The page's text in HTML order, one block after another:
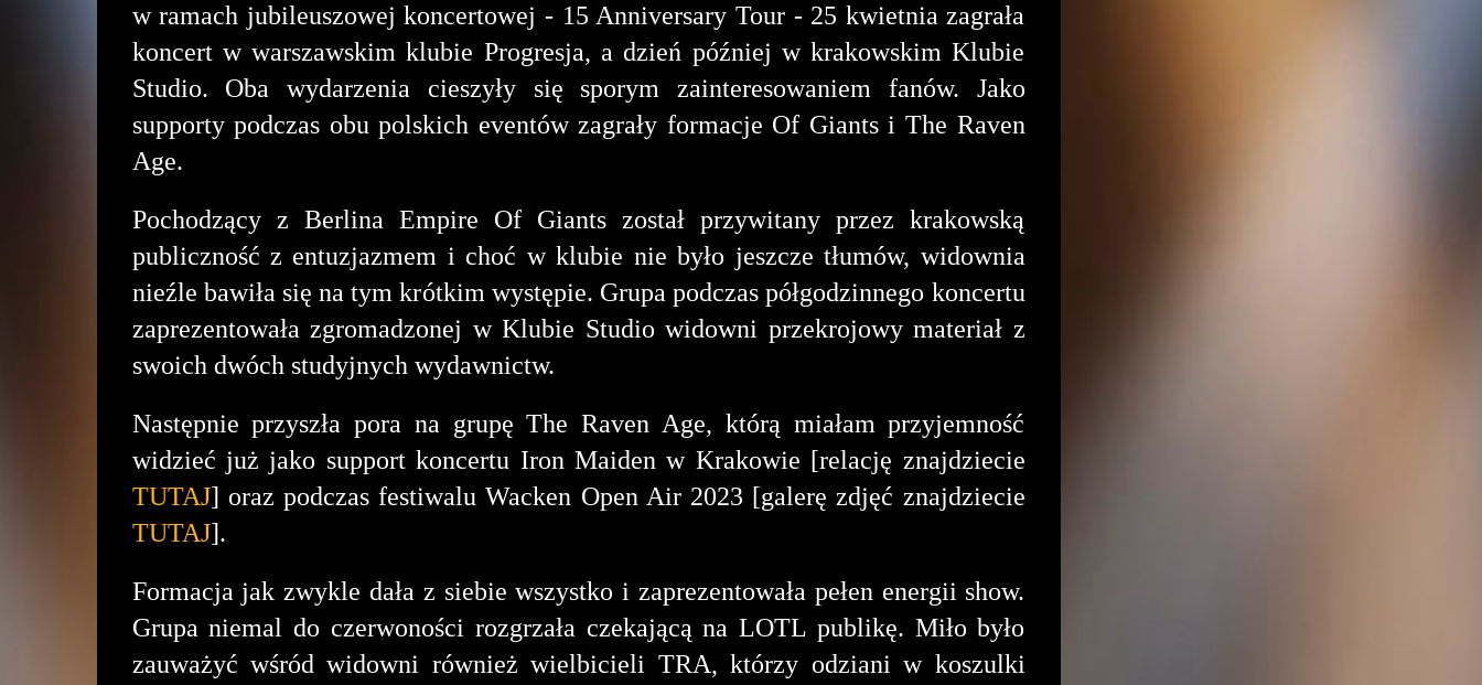
w ramach jubileuszowej koncertowej - 15 Anniversary Tour - 25 kwietnia zagrała
koncert w warszawskim klubie Progresja, a dzień później w krakowskim Klubie
Studio. Oba wydarzenia cieszyły się sporym zainteresowaniem fanów. Jako
supporty podczas obu polskich eventów zagrały formacje Of Giants i The Raven
Age.
Pochodzący z Berlina Empire Of Giants został przywitany przez krakowską
publiczność z entuzjazmem i choć w klubie nie było jeszcze tłumów, widownia
nieźle bawiła się na tym krótkim występie. Grupa podczas półgodzinnego koncertu
zaprezentowała zgromadzonej w Klubie Studio widowni przekrojowy materiał z
swoich dwóch studyjnych wydawnictw.
Następnie przyszła pora na grupę The Raven Age, którą miałam przyjemność
widzieć już jako support koncertu Iron Maiden w Krakowie [relację znajdziecie
TUTAJ] oraz podczas festiwalu Wacken Open Air 2023 [galerę zdjęć znajdziecie
TUTAJ].
Formacja jak zwykle dała z siebie wszystko i zaprezentowała pełen energii show.
Grupa niemal do czerwoności rozgrzała czekającą na LOTL publikę. Miło było
zauważyć wśród widowni również wielbicieli TRA, którzy odziani w koszulki